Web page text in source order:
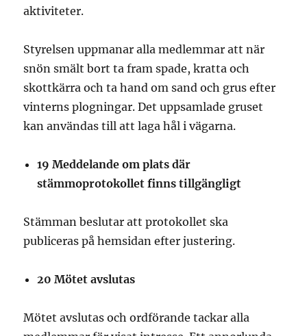
aktiviteter.
Styrelsen uppmanar alla medlemmar att när
snön smält bort ta fram spade, kratta och
skottkärra och ta hand om sand och grus efter
vinterns plogningar. Det uppsamlade gruset
kan användas till att laga hål i vägarna.
19 Meddelande om plats där
stämmoprotokollet finns tillgängligt
Stämman beslutar att protokollet ska
publiceras på hemsidan efter justering.
20 Mötet avslutas
Mötet avslutas och ordförande tackar alla